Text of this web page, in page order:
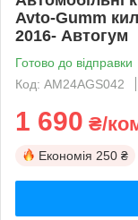
Avto-Gumm
2016- Автогум
Готово до відправки
Код: AM24AGS042
1 690 ₴/
Економія 250 ₴